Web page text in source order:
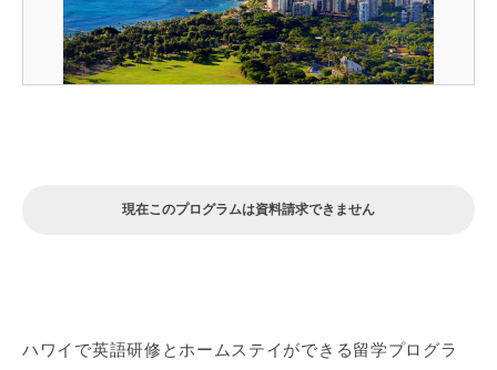
現在このプログラムは資料請求できません
ハワイで英語研修とホームステイができる留学プログラ